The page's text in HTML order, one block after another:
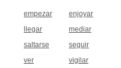
empezar
enjoyar
llegar
mediar
saltarse
seguir
ver
vigilar